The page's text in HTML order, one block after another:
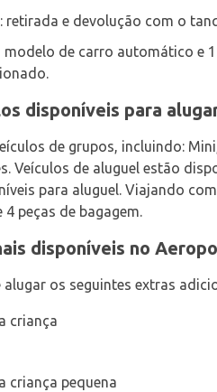
retirada e devolução com o
modelo de carro automático e
disponíveis para
de grupos, incluindo:
Veículos de aluguel estão
para aluguel. Viajando
peças de bagagem.
disponíveis no
alugar os seguintes extras
criança
criança pequena